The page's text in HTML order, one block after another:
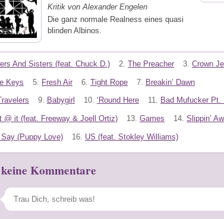
Kritik von Alexander Engelen
Die ganz normale Realness eines quasi
blinden Albinos.
And Sisters (feat. Chuck D.) 2. The Preacher 3. Crown
Keys 5. Fresh Air 6. Tight Rope 7. Breakin’ Dawn
9. Babygirl 10. ‘Round Here 11. Bad Mufucker Pt. II
@ it (feat. Freeway & Joell Ortiz) 13. Games 14. Slippin’
Say (Puppy Love) 16. US (feat. Stokley Williams)
Kommentare